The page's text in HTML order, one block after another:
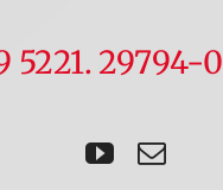
5221. 29794-0